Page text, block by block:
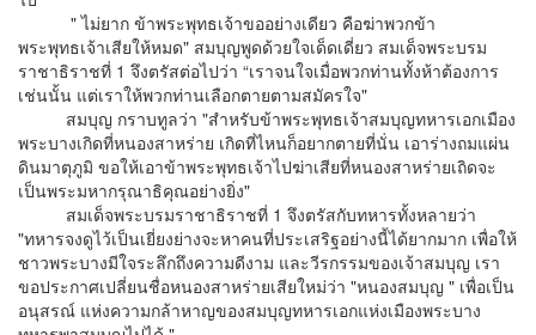
" ไม่ยาก ข้าพระพุทธเจ้าขออย่างเดียว คือฆ่าพวกข้า
พระพุทธเจ้าเสียให้หมด" สมบุญพูดด้วยใจเด็ดเดี่ยว สมเด็จพระบรม
ราชาธิราชที่ 1 จึงตรัสต่อไปว่า “เราจนใจเมื่อพวกท่านทั้งห้าต้องการ
เช่นนั้น แต่เราให้พวกท่านเลือกตายตามสมัครใจ"
สมบุญ กราบทูลว่า "สำหรับข้าพระพุทธเจ้าสมบุญทหารเอกเมือง
พระบางเกิดที่หนองสาหร่าย เกิดที่ไหนก็อยากตายที่นั่น เอาร่างถมแผ่น
ดินมาตุภูมิ ขอให้เอาข้าพระพุทธเจ้าไปฆ่าเสียที่หนองสาหร่ายเถิดจะ
เป็นพระมหากรุณาธิคุณอย่างยิ่ง"
สมเด็จพระบรมราชาธิราชที่ 1 จึงตรัสกับทหารทั้งหลายว่า
"ทหารจงดูไว้เป็นเยี่ยงย่างจะหาคนที่ประเสริฐอย่างนี้ได้ยากมาก เพื่อให้
ชาวพระบางมีใจระลึกถึงความดีงาม และวีรกรรมของเจ้าสมบุญ เรา
ขอประกาศเปลี่ยนชื่อหนองสาหร่ายเสียใหม่ว่า "หนองสมบุญ " เพื่อเป็น
อนุสรณ์ แห่งความกล้าหาญของสมบุญทหารเอกแห่งเมืองพระบาง